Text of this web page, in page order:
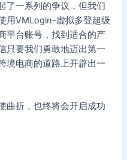
了一系列的争议，但我们
用VMLogin-虚拟多登超级
平台账号，找到适合的产
只要我们勇敢地迈出第一
境电商的道路上开辟出一
曲折，也终将会开启成功